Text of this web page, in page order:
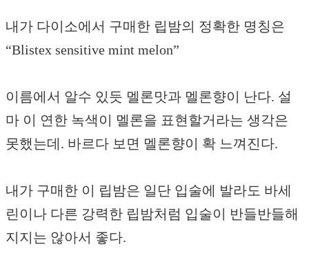
내가 다이소에서 구매한 립밤의 정확한 명칭은
“Blistex sensitive mint melon”
이름에서 알수 있듯 멜론맛과 멜론향이 난다. 설
마 이 연한 녹색이 멜론을 표현할거라는 생각은
못했는데. 바르다 보면 멜론향이 확 느껴진다.
내가 구매한 이 립밤은 일단 입술에 발라도 바세
린이나 다른 강력한 립밤처럼 입술이 반들반들해
지지는 않아서 좋다.